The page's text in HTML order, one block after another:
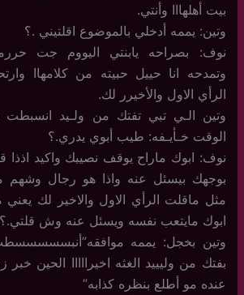
بيت أهلهااا وأنتي.
وتين: يممه أدخلي بالموضوع اقلتيني .؟
نوف: بصراحه يابنتي اليووم جت
وتمدحه انا حييل حبيته من كلامهاا
الرأي الاول والأخيرر لك.
وتين الـي تبي تفتك من ولـيد
الوقت خـأيـفه: طيب أبوي يدري.؟
نوف: ابوك ماراح يوقف نصيبك واكيد
بوجهك بيسئل عنه واذا هو رجال وشهم
مثل ماقلت الرأي الاول والاخير لك
ابوك مايتعب نفسه ويسئل عنه وش قلتي.؟
وتين بخجل: يممه موافقه”أنبسسسسسطت
بفتك من وليييد الغثه اخيرااااا الحين
عنده مو أطلع بنظره كذابه”